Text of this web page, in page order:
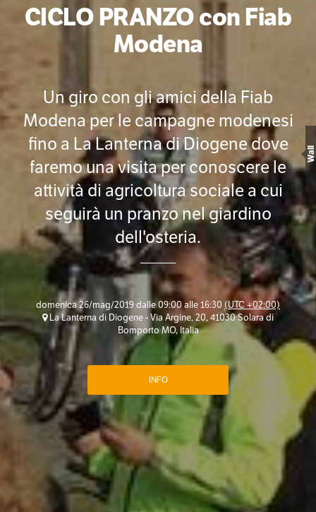
CICLO PRANZO con Fiab
Modena
Un giro con gli amici della Fiab
Modena per le campagne modenesi
fino a La Lanterna di Diogene dove
faremo una visita per conoscere le
attività di agricoltura sociale a cui
seguirà un pranzo nel giardino
dell'osteria.
domenica 26/mag/2019 dalle 09:00 alle 16:30 (UTC +02:00)
La Lanterna di Diogene - Via Argine, 20, 41030 Solara di
Bomporto MO, Italia
INFO
Wall